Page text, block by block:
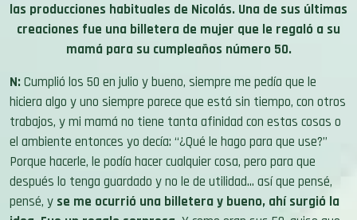
las producciones habituales de Nicolás. Una de sus últimas
creaciones fue una billetera de mujer que le regaló a su
mamá para su cumpleaños número 50.
N: Cumplió los 50 en julio y bueno, siempre me pedía que le
hiciera algo y uno siempre parece que está sin tiempo, con otros
trabajos, y mi mamá no tiene tanta afinidad con estas cosas o
el ambiente entonces yo decía: “¿Qué le hago para que use?”
Porque hacerle, le podía hacer cualquier cosa, pero para que
después lo tenga guardado y no le de utilidad… así que pensé,
pensé, y se me ocurrió una billetera y bueno, ahí surgió la